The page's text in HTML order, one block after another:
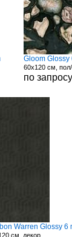
Gloom Glossy
60x120 см,
по запросу
Warren Glossy 6
см, декор